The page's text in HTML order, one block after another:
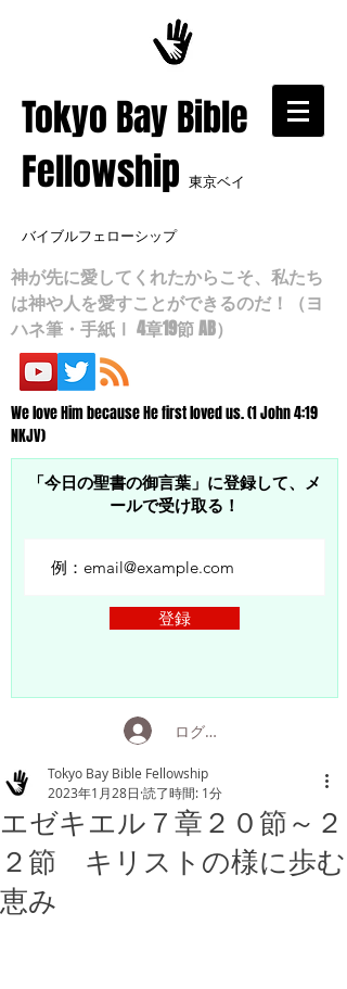
​Tokyo Bay Bible
Fellowship 東京ベイ
バイブルフェローシップ
神が先に愛してくれたからこそ、私たち
は神や人を愛すことができるのだ！（ヨ
ハネ筆・手紙Ⅰ 4章19節 AB）
We love Him because He first loved us. (1 John 4:19
NKJV)
「今日の聖書の御言葉」に登録して、メ
ールで受け取る！
登録
ログイン
エゼキエル７章２０節～２
２節 キリストの様に歩む
恵み
Tokyo Bay Bible Fellowship
2023年1月28日 読了時間: 1分